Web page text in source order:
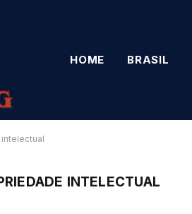
HOME BRASIL
INTELECTUAL